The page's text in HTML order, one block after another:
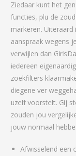
Ziedaar kunt het
functies, plu de
markeren.
aanspraak wegens
verwijlen dan
iedereen
zoekfilters
diegene ver
uzelf voorstelt. Gij
zouden jou
jouw normaal
Afwisselend een